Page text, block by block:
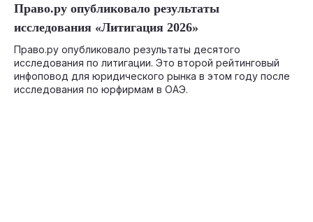
Право.ру опубликовало результаты
исследования «Литигация 2026»
Право.ру опубликовало результаты десятого
исследования по литигации. Это второй рейтинговый
инфоповод для юридического рынка в этом году после
исследования по юрфирмам в ОАЭ.